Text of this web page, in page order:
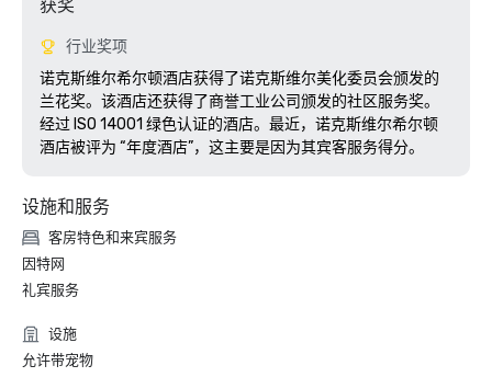
获奖
行业奖项
诺克斯维尔希尔顿酒店获得了诺克斯维尔美化委员会颁发的
兰花奖。该酒店还获得了商誉工业公司颁发的社区服务奖。
经过 ISO 14001 绿色认证的酒店。最近，诺克斯维尔希尔顿
酒店被评为 “年度酒店”，这主要是因为其宾客服务得分。
设施和服务
客房特色和来宾服务
因特网
礼宾服务
设施
允许带宠物